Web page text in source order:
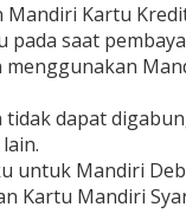
Mandiri Kartu
pada saat
menggunakan
tidak dapat
untuk Mandiri
Kartu Mandiri